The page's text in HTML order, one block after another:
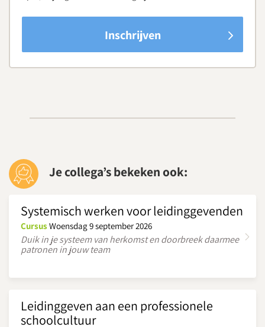
Inschrijven
Je collega’s bekeken ook:
Systemisch werken voor leidinggevenden
CursusWoensdag 9 september 2026
Duik in je systeem van herkomst en doorbreek daarmee
patronen in jouw team
Leidinggeven aan een professionele
schoolcultuur